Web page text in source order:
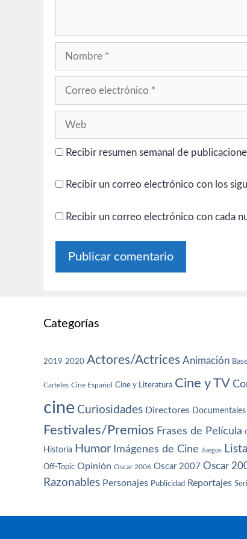
Recibir resumen semanal de
Recibir un correo electrónico con los
Recibir un correo electrónico con cada
Categorías
2019 2020 Actores/Actrices Animación
Carteles Cine Español Cine y Literatura Cine y TV
cine Curiosidades Directores Documentales
Festivales/Premios Frases de Película
Historia Humor Imágenes de Cine Juegos
Off-Topic Opinión Oscar 2006 Oscar 2007 Oscar
Razonables Personajes Publicidad Reportajes